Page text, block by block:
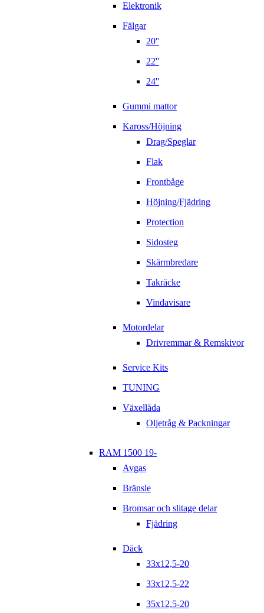
Elektronik
Fälgar
20''
22''
24''
Gummi mattor
Kaross/Höjning
Drag/Speglar
Flak
Frontbåge
Höjning/Fjädring
Protection
Sidosteg
Skärmbredare
Takräcke
Vindavisare
Motordelar
Drivremmar & Remskivor
Service Kits
TUNING
Växellåda
Oljetråg & Packningar
RAM 1500 19-
Avgas
Bränsle
Bromsar och slitage delar
Fjädring
Däck
33x12,5-20
33x12,5-22
35x12,5-20